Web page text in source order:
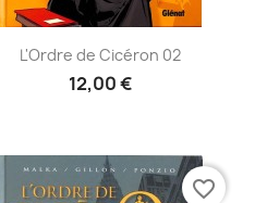
Aperçu rapide
L'Ordre de Cicéron 02
12,00 €
favorite_border